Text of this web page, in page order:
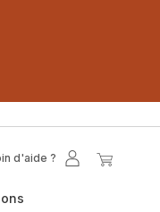
d'aide ?
Mon